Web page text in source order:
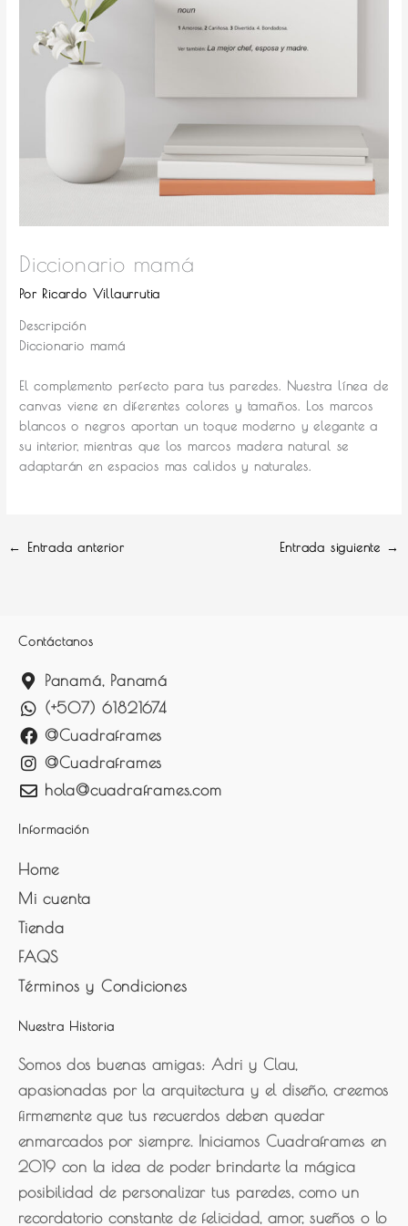
Diccionario mamá
Por Ricardo Villaurrutia
Descripción
Diccionario mamá
El complemento perfecto para tus paredes. Nuestra línea de
canvas viene en diferentes colores y tamaños. Los marcos
blancos o negros aportan un toque moderno y elegante a
su interior, mientras que los marcos madera natural se
adaptarán en espacios mas calidos y naturales.
← Entrada anterior Entrada siguiente →
Contáctanos
Panamá, Panamá
(+507) 61821674
@Cuadraframes
@Cuadraframes
hola@cuadraframes.com
Información
Home
Mi cuenta
Tienda
FAQS
Términos y Condiciones
Nuestra Historia
Somos dos buenas amigas: Adri y Clau,
apasionadas por la arquitectura y el diseño, creemos
firmemente que tus recuerdos deben quedar
enmarcados por siempre. Iniciamos Cuadraframes en
2019 con la idea de poder brindarte la mágica
posibilidad de personalizar tus paredes, como un
recordatorio constante de felicidad, amor, sueños o lo